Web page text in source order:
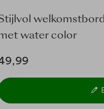
water color